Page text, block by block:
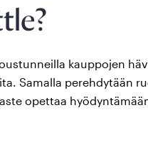
kauppojen
Samalla perehdytään
opettaa